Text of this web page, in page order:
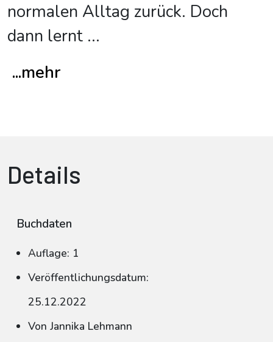
normalen Alltag zurück. Doch
dann lernt ...
...mehr
Details
Buchdaten
Auflage: 1
Veröffentlichungsdatum:
25.12.2022
Von Jannika Lehmann